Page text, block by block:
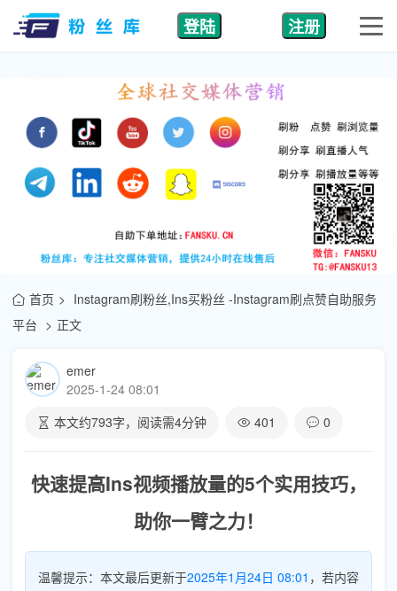
登陆 注册
首页
Instagram刷粉丝,Ins买粉丝 -Instagram刷点赞自助服务
平台
正文
emer
2025-1-24 08:01
本文约793字，阅读需4分钟 401 0
快速提高Ins视频播放量的5个实用技巧，
助你一臂之力！
温馨提示：本文最后更新于2025年1月24日 08:01 ，若内容